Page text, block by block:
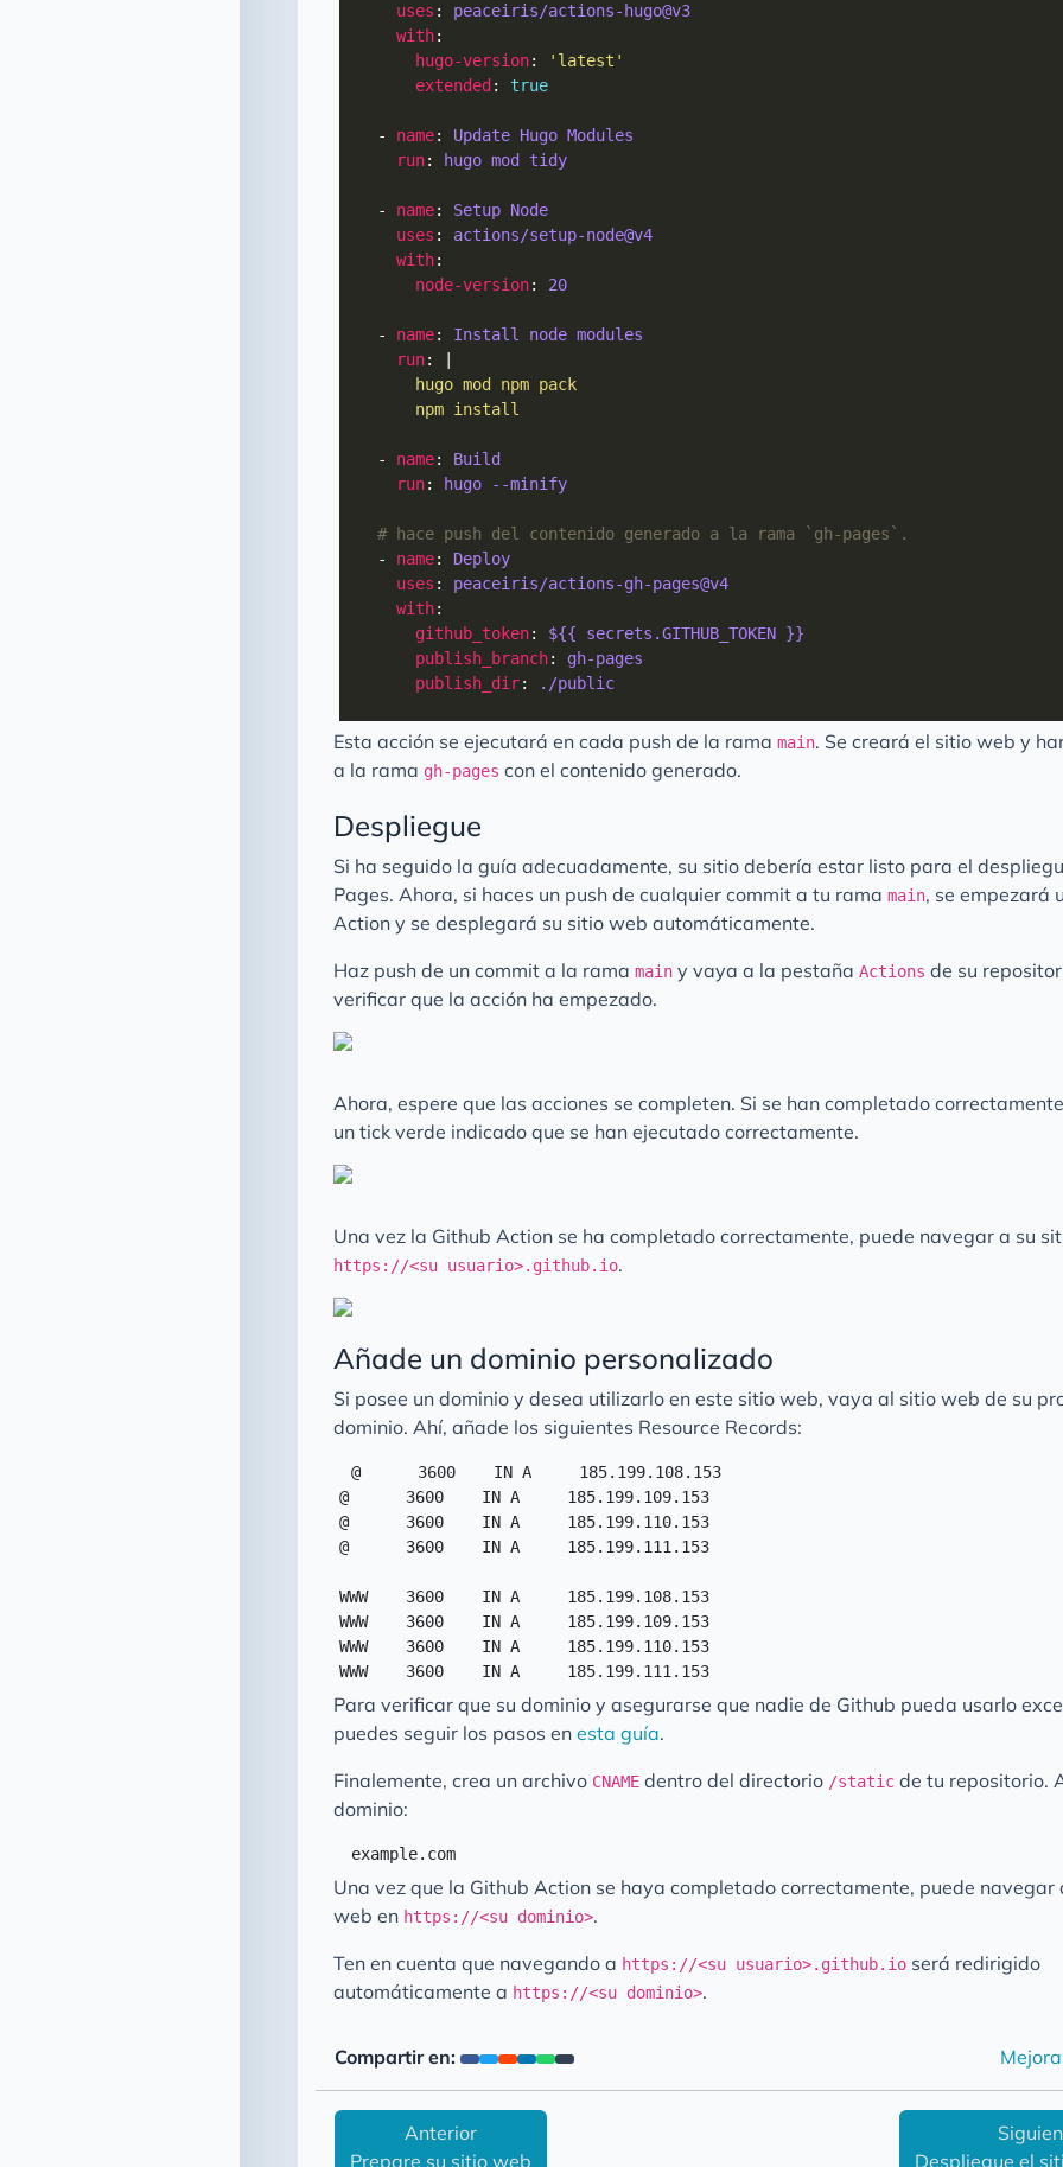
uses : peaceiris/actions-hugo@v3
with
hugo-version:
'latest'
extended : true
    -
name: Update Hugo Modules
run: hugo mod tidy
    -
name: Setup Node
uses : actions/setup-node@v4
with
node-version: 20
    -
name: Install node modules
run: |
        npm install
    -
name: Build
run: hugo --minify
# hace push del contenido generado a la rama `gh-pages`.
    -
name: Deploy
uses : peaceiris/actions-gh-pages@v4
with
github_token: ${{ secrets.GITHUB_TOKEN }}
publish_branch: gh-pages
publish_dir: ./public
Esta acción se ejecutará en cada push de la ramamain. Se creará el sitio web y
a la rama gh-pages con el contenido generado.
Despliegue
Si ha seguido la guía adecuadamente, su sitio debería estar listo para el
Pages. Ahora, si haces un push de cualquier commit a tu ramamain, se empezará
Action y se desplegará su sitio web automáticamente.
Haz push de un commit a la ramamain y vaya a la pestañaActions de su
verificar que la acción ha empezado.
Ahora, espere que las acciones se completen. Si se han completado
un tick verde indicado que se han ejecutado correctamente.
Una vez la Github Action se ha completado correctamente, puede navegar a su
https://<su usuario>.github.io.
Añade un dominio personalizado
Si posee un dominio y desea utilizarlo en este sitio web, vaya al sitio web de su
dominio. Ahí, añade los siguientes Resource Records:
@      3600    IN A     185.199.108.153
@      3600    IN A     185.199.109.153
@      3600    IN A     185.199.110.153
@      3600    IN A     185.199.111.153
WWW    3600    IN A     185.199.108.153
WWW    3600    IN A     185.199.109.153
WWW    3600    IN A     185.199.110.153
Para verificar que su dominio y asegurarse que nadie de Github pueda usarlo
puedes seguir los pasos enesta guía.
Finalemente, crea un archivo CNAME dentro del directorio /static de tu repositorio.
dominio:
Una vez que la Github Action se haya completado correctamente, puede navegar
web en https://<su dominio>.
Ten en cuenta que navegando a https://<su usuario>.github.io será redirigido
automáticamente a https://<su dominio>.
Compartir en:
Anterior
Prepare su sitio web
Despliegue el